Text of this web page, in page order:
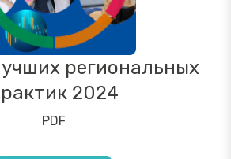
региональных
2024
PDF